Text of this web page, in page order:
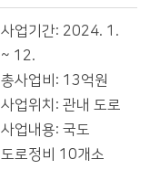
사업기간: 2024. 1.
~ 12.
총사업비: 13억원
사업위치: 관내 도로
사업내용: 국도
도로정비 10개소